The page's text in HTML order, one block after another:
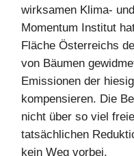
wirksamen Klima-
Momentum Institut
Fläche Österreichs
von Bäumen
Emissionen der
kompensieren. Die
nicht über so viel
tatsächlichen
kein Weg vorbei.